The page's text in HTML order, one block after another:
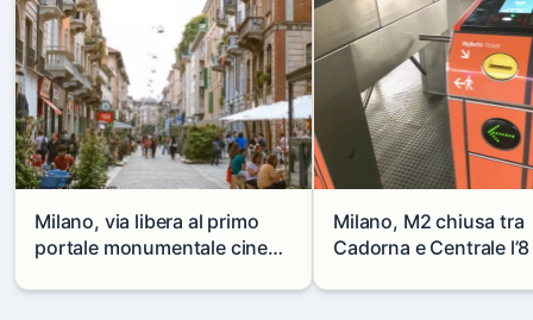
Milano, via libera al primo
portale monumentale cinese
Milano, M2 chiusa tra
Cadorna e Centrale
alternative